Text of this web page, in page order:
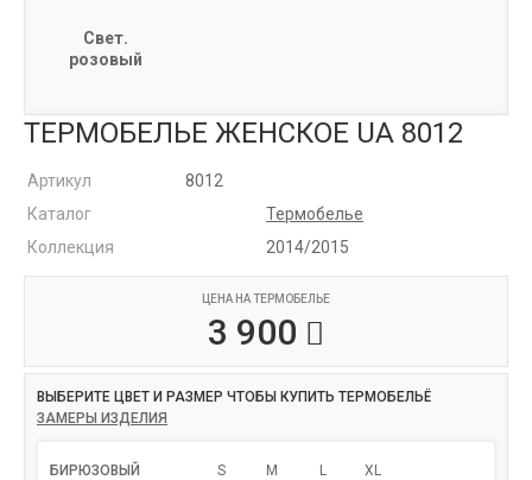
Свет.
розовый
ТЕРМОБЕЛЬЕ ЖЕНСКОЕ UA 8012
Артикул
8012
Каталог
Термобелье
Коллекция
2014/2015
ЦЕНА НА ТЕРМОБЕЛЬЕ
3 900
ВЫБЕРИТЕ ЦВЕТ И РАЗМЕР ЧТОБЫ КУПИТЬ ТЕРМОБЕЛЬЁ
ЗАМЕРЫ ИЗДЕЛИЯ
БИРЮЗОВЫЙ S M L XL